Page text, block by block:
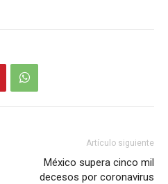
Artículo siguiente
México supera cinco mil
decesos por coronavirus